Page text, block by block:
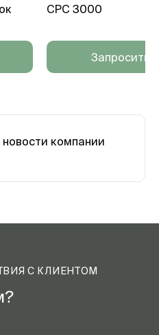
CPC 3000
Запросить
компании
С КЛИЕНТОМ